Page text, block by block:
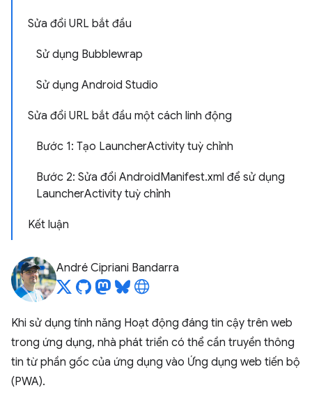
Sửa đổi URL bắt đầu
Sử dụng Bubblewrap
Sử dụng Android Studio
Sửa đổi URL bắt đầu một cách linh động
Bước 1: Tạo LauncherActivity tuỳ chỉnh
Bước 2: Sửa đổi AndroidManifest.xml để sử dụng
LauncherActivity tuỳ chỉnh
Kết luận
André Cipriani Bandarra
Khi sử dụng tính năng Hoạt động đáng tin cậy trên web
trong ứng dụng, nhà phát triển có thể cần truyền thông
tin từ phần gốc của ứng dụng vào Ứng dụng web tiến bộ
(PWA).